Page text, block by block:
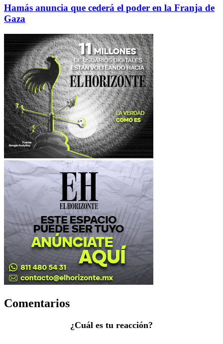
Hamás anuncia que cederá el poder en la Franja de
Gaza
Comentarios